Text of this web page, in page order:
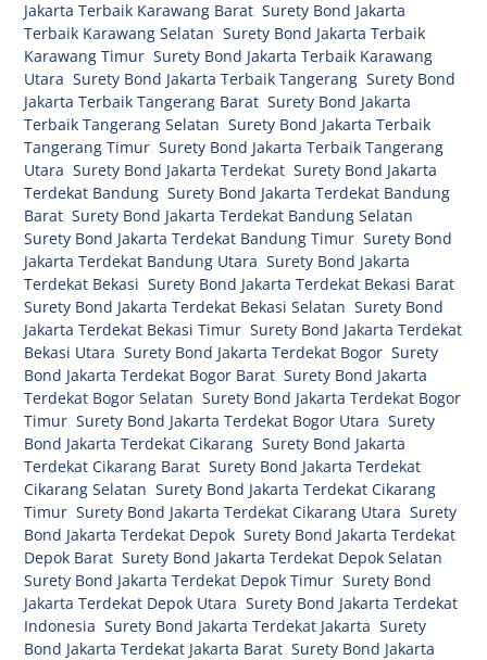
Jakarta Terbaik Karawang Barat ,Surety Bond Jakarta
Terbaik Karawang Selatan ,Surety Bond Jakarta Terbaik
Karawang Timur ,Surety Bond Jakarta Terbaik Karawang
Utara ,Surety Bond Jakarta Terbaik Tangerang ,Surety Bond
Jakarta Terbaik Tangerang Barat ,Surety Bond Jakarta
Terbaik Tangerang Selatan ,Surety Bond Jakarta Terbaik
Tangerang Timur ,Surety Bond Jakarta Terbaik Tangerang
Utara ,Surety Bond Jakarta Terdekat ,Surety Bond Jakarta
Terdekat Bandung ,Surety Bond Jakarta Terdekat Bandung
Barat ,Surety Bond Jakarta Terdekat Bandung Selatan
Surety Bond Jakarta Terdekat Bandung Timur ,Surety Bond
Jakarta Terdekat Bandung Utara ,Surety Bond Jakarta
Terdekat Bekasi ,Surety Bond Jakarta Terdekat Bekasi Barat
Surety Bond Jakarta Terdekat Bekasi Selatan ,Surety Bond
Jakarta Terdekat Bekasi Timur ,Surety Bond Jakarta Terdekat
Bekasi Utara ,Surety Bond Jakarta Terdekat Bogor ,Surety
Bond Jakarta Terdekat Bogor Barat ,Surety Bond Jakarta
Terdekat Bogor Selatan ,Surety Bond Jakarta Terdekat Bogor
Timur ,Surety Bond Jakarta Terdekat Bogor Utara ,Surety
Bond Jakarta Terdekat Cikarang ,Surety Bond Jakarta
Terdekat Cikarang Barat ,Surety Bond Jakarta Terdekat
Cikarang Selatan ,Surety Bond Jakarta Terdekat Cikarang
Timur ,Surety Bond Jakarta Terdekat Cikarang Utara ,Surety
Bond Jakarta Terdekat Depok ,Surety Bond Jakarta Terdekat
Depok Barat ,Surety Bond Jakarta Terdekat Depok Selatan
Surety Bond Jakarta Terdekat Depok Timur ,Surety Bond
Jakarta Terdekat Depok Utara ,Surety Bond Jakarta Terdekat
Indonesia ,Surety Bond Jakarta Terdekat Jakarta ,Surety
Bond Jakarta Terdekat Jakarta Barat ,Surety Bond Jakarta